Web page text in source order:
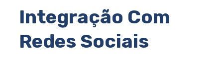
Integração Com
Redes Sociais